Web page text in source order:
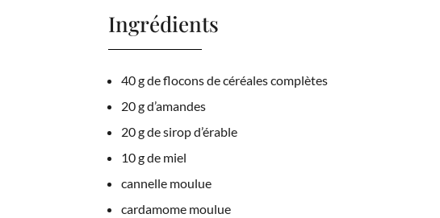
Ingrédients
40 g de flocons de céréales complètes
20 g d’amandes
20 g de sirop d’érable
10 g de miel
cannelle moulue
cardamome moulue